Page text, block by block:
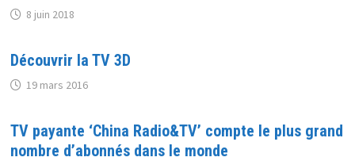
8 juin 2018
Découvrir la TV 3D
19 mars 2016
TV payante ‘China Radio&TV’ compte le plus grand
nombre d’abonnés dans le monde